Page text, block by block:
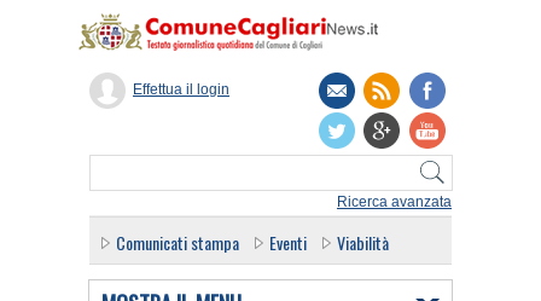
Ricerca avanzata
Effettua il login
Comunicati stampa Eventi Viabilità